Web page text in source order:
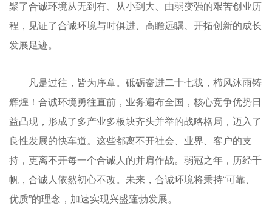
聚了合诚环境从无到有、从小到大、由弱变强的艰苦创业历
程，见证了合诚环境与时俱进、高瞻远瞩、开拓创新的成长
发展足迹。
凡是过往，皆为序章。砥砺奋进二十七载，栉风沐雨铸
辉煌！合诚环境勇往直前，业务遍布全国，核心竞争优势日
益凸现，形成了多产业多板块齐头并举的战略格局，迈入了
良性发展的快车道。这些都离不开社会、业界、客户的支
持，更离不开每一个合诚人的并肩作战。弱冠之年，历经千
帆，合诚人依然初心不改。未来，合诚环境将秉持“可靠、
优质”的理念，加速实现兴盛蓬勃发展。